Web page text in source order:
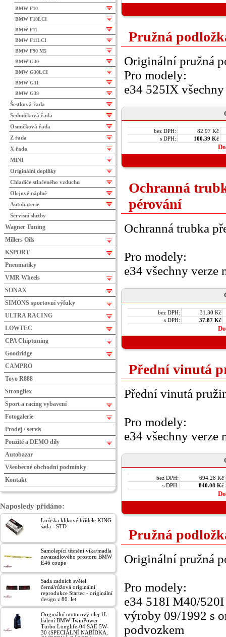
Pružná
Originální pružná
Pro modely:
e34 525IX všechny
bez DPH:
82.97 Kč
s DPH:
100.39 Kč
Ochranná
pérování
Ochranná trubka
Pro modely:
e34 všechny verze
bez DPH:
31.30 Kč
s DPH:
37.87 Kč
Přední vinutá
Přední vinutá
Pro modely:
e34 všechny verze
bez DPH:
694.28 Kč
s DPH:
840.08 Kč
Pružná
Originální pružná
Pro modely:
e34 518I M40/
výroby 09/1992 s
podvozkem
BMW F10
BMW F10LCI
BMW F11
BMW F11LCI
BMW F90 M5
BMW G30
BMW G30LCI
BMW G31
BMW G38
Šestková řada
Sedmičková řada
Osmičková řada
Z řada
X řada
MINI
Originální doplňky
Chladiče stlačeného vzduchu
Olejové náplně
Autobaterie
Servisní služby
Wagner Tuning
Millers Oils
KSPORT
Pneumatiky
VMR Wheels
SONAX
SIMONS sportovní výfuky
ULTRA RACING
LOWTEC
CPA Chiptuning
Goodridge
CAMPRO
Toyo R888
Strongflex
Sport a racing vybavení
Fotogalerie
Prodej / servis
Použité a DEMO díly
Autobazar
Všeobecné obchodní podmínky
Kontakt
Naposledy přidáno:
Ložiska klikové hřídele KING
sada - STD
Samolepící těsnění víka/madla
zavazadlového prostoru BMW
E46 coupe
Sada zadních světel
černá/růžová originální
reprodukce Startec - originální
design z 80. let
Originální motorový olej 1L
balení BMW TwinPower
Turbo Longlife-04 SAE 5W-
30 (SPECIÁLNÍ NABÍDKA,